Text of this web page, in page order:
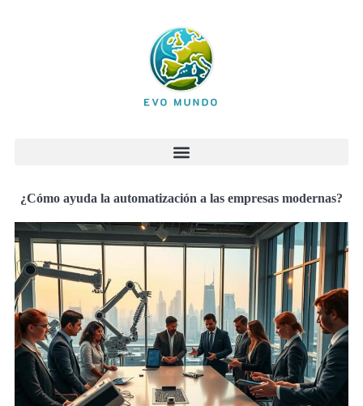
¿Cómo ayuda la automatización a las empresas modernas?